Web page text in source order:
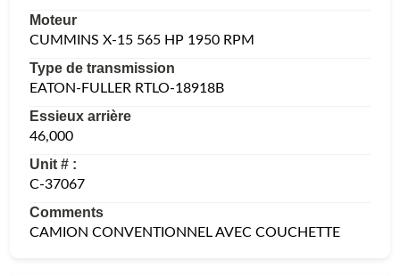
Moteur
CUMMINS X-15 565 HP 1950 RPM
Type de transmission
EATON-FULLER RTLO-18918B
Essieux arrière
46,000
Unit # :
C-37067
Comments
CAMION CONVENTIONNEL AVEC COUCHETTE